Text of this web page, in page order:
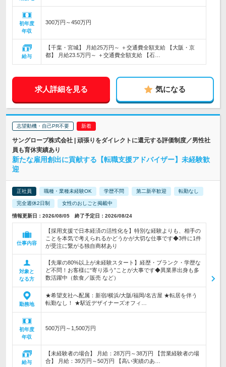
初年度
年収
300万円～450万円
給与
【千葉・宮城】 月給25万円～ ＋交通費全額支給 【大阪・京
都】 月給23.5万円～ ＋交通費全額支給 【石…
求人詳細を見る 気になる
志望動機・自己PR不要
サングローブ株式会社 | 頑張りをダイレクトに還元する評価制度／男性社
員も育休実績あり
新たな雇用創出に貢献する【転職支援アドバイザー】未経験歓
迎
正社員 職種・業種未経験OK 学歴不問 第二新卒歓迎 転勤なし
完全週休2日制 女性のおしごと掲載中
情報更新日：2026/08/05 終了予定日：2026/08/24
仕事内容
【採用支援で日本経済の活性化を】特別な経験よりも、相手の
ことを本気で考えられるかどうかが大切な仕事です◆3件に1件
が受注に繋がる独自商材あり
対象と
なる方
【先輩の80%以上が未経験スタート】経歴・ブランク・学歴な
ど不問！お客様に“寄り添う”ことが大事です◆異業界出身も多
数活躍中（飲食／販売 など）
勤務地
★希望支社へ配属：新宿/横浜/大阪/福岡/名古屋 ★転居を伴う
転勤なし！ ★駅近デザイナーズオフィ…
初年度
年収
500万円～1,500万円
給与
【未経験者の場合】 月給：28万円～38万円 【営業経験者の場
合】 月給：39万円～50万円 【高い実績のあ…